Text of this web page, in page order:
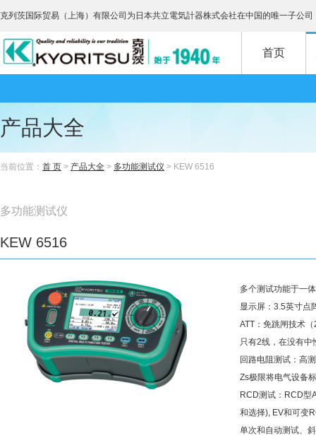
克列茨国际贸易（上海）有限公司为日本共立電気計器株式会社在中国的唯一子公司
首页
产品大全
当前位置： 首 页 > 产品大全 > 多功能测试仪 > KEW 6516
多功能测试仪
KEW 6516
多个测试功能于一
显示屏：3.5英寸点
ATT：免跳闸技术
只有2线，在没有中
回路电阻测试：高
Zs极限将电气设备
RCD测试：RCD型
和选择), EV和可变
单次和自动测试、